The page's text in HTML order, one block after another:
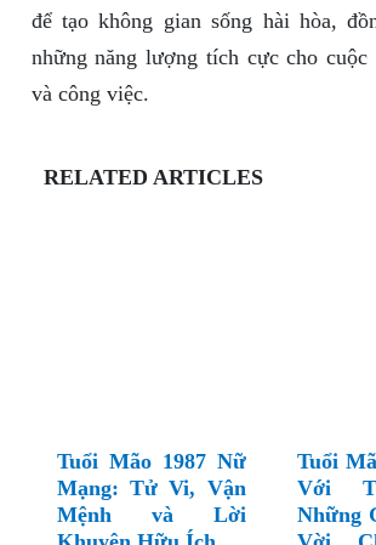
để tạo không gian sống hài hòa,
những năng lượng tích cực cho cuộc
và công việc.
RELATED ARTICLES
Tuổi Mão 1987 Nữ
Mạng: Tử Vi, Vận
Mệnh và Lời
Tuổi
Với
Những